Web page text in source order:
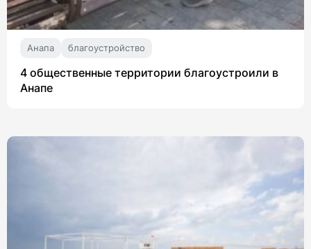
Анапа благоустройство
4 общественные территории благоустроили в
Анапе